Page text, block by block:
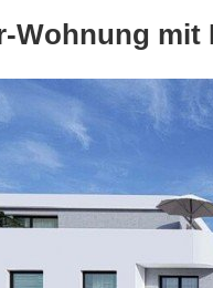
Wohnung mit